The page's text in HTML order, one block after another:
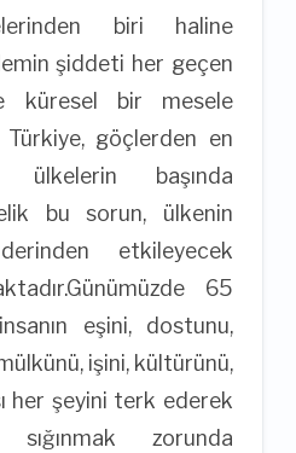
biri haline
şiddeti her geçen
küresel bir mesele
Türkiye, göçlerden en
ülkelerin başında
bu sorun, ülkenin
etkileyecek
65
eşini, dostunu,
mülkünü, işini, kültürünü,
her şeyini terk ederek
zorunda